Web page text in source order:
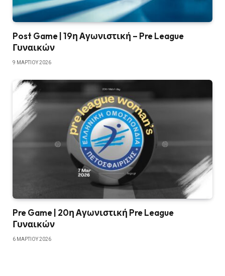
Post Game | 19η Αγωνιστική – Pre League
Γυναικών
9 ΜΑΡΤΊΟΥ 2026
Pre Game | 20η Αγωνιστική Pre League
Γυναικών
6 ΜΑΡΤΊΟΥ 2026